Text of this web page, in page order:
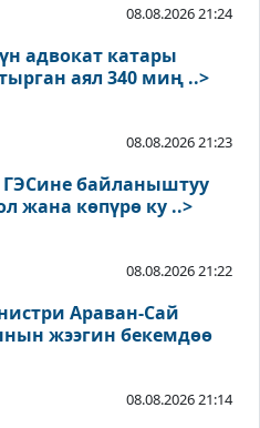
08.08.2026 21:24
адвокат катары
тааныштырган аял 340 миң ..>
08.08.2026 21:23
ГЭСине байланыштуу
жана көпүрө ку ..>
08.08.2026 21:22
Араван-Сай
жээгин бекемдөө
08.08.2026 21:14